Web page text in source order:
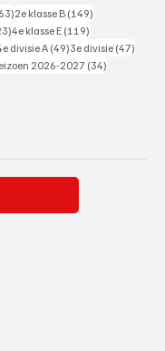
163 posts
2e klasse B (149)
123 posts
4e klasse E (119)
posts
divisie A (49)49 posts
3e divisie (47)
posts 2026-2027 (34)